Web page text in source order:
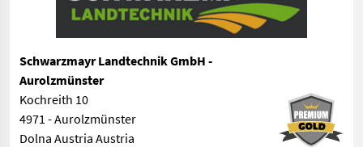
Schwarzmayr Landtechnik GmbH -
Aurolzmünster
Kochreith 10
4971 - Aurolzmünster
Dolna Austria Austria